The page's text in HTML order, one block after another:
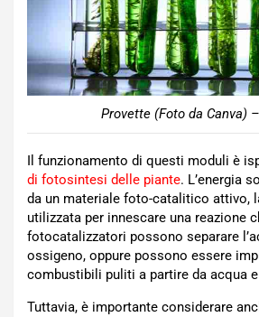
Provette (Foto da Canva)
Il funzionamento di questi moduli è
di fotosintesi delle piante. L’energia
da un materiale foto-catalitico attivo,
utilizzata per innescare una reazione
fotocatalizzatori possono separare
ossigeno, oppure possono essere
combustibili puliti a partire da acqua
Tuttavia, è importante considerare